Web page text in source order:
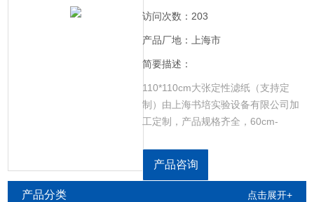
访问次数：203
产品厂地：上海市
简要描述：
110*110cm大张定性滤纸（支持定
制）由上海书培实验设备有限公司加
工定制，产品规格齐全，60cm-
产品咨询
产品分类 点击展开+